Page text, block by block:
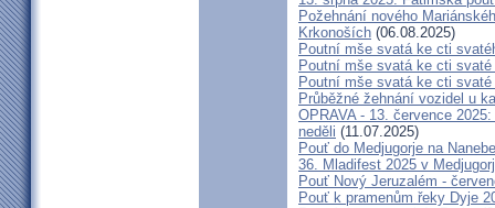
Požehnání nového
Krkonoších (06.08.2025)
Poutní mše svatá ke cti
Poutní mše svatá ke cti
Poutní mše svatá ke cti
Průběžné žehnání vozidel u
OPRAVA - 13. července
neděli (11.07.2025)
Pouť do Medjugorje na
36. Mladifest 2025 v
Pouť Nový Jeruzalém -
Pouť k pramenům řeky Dyje